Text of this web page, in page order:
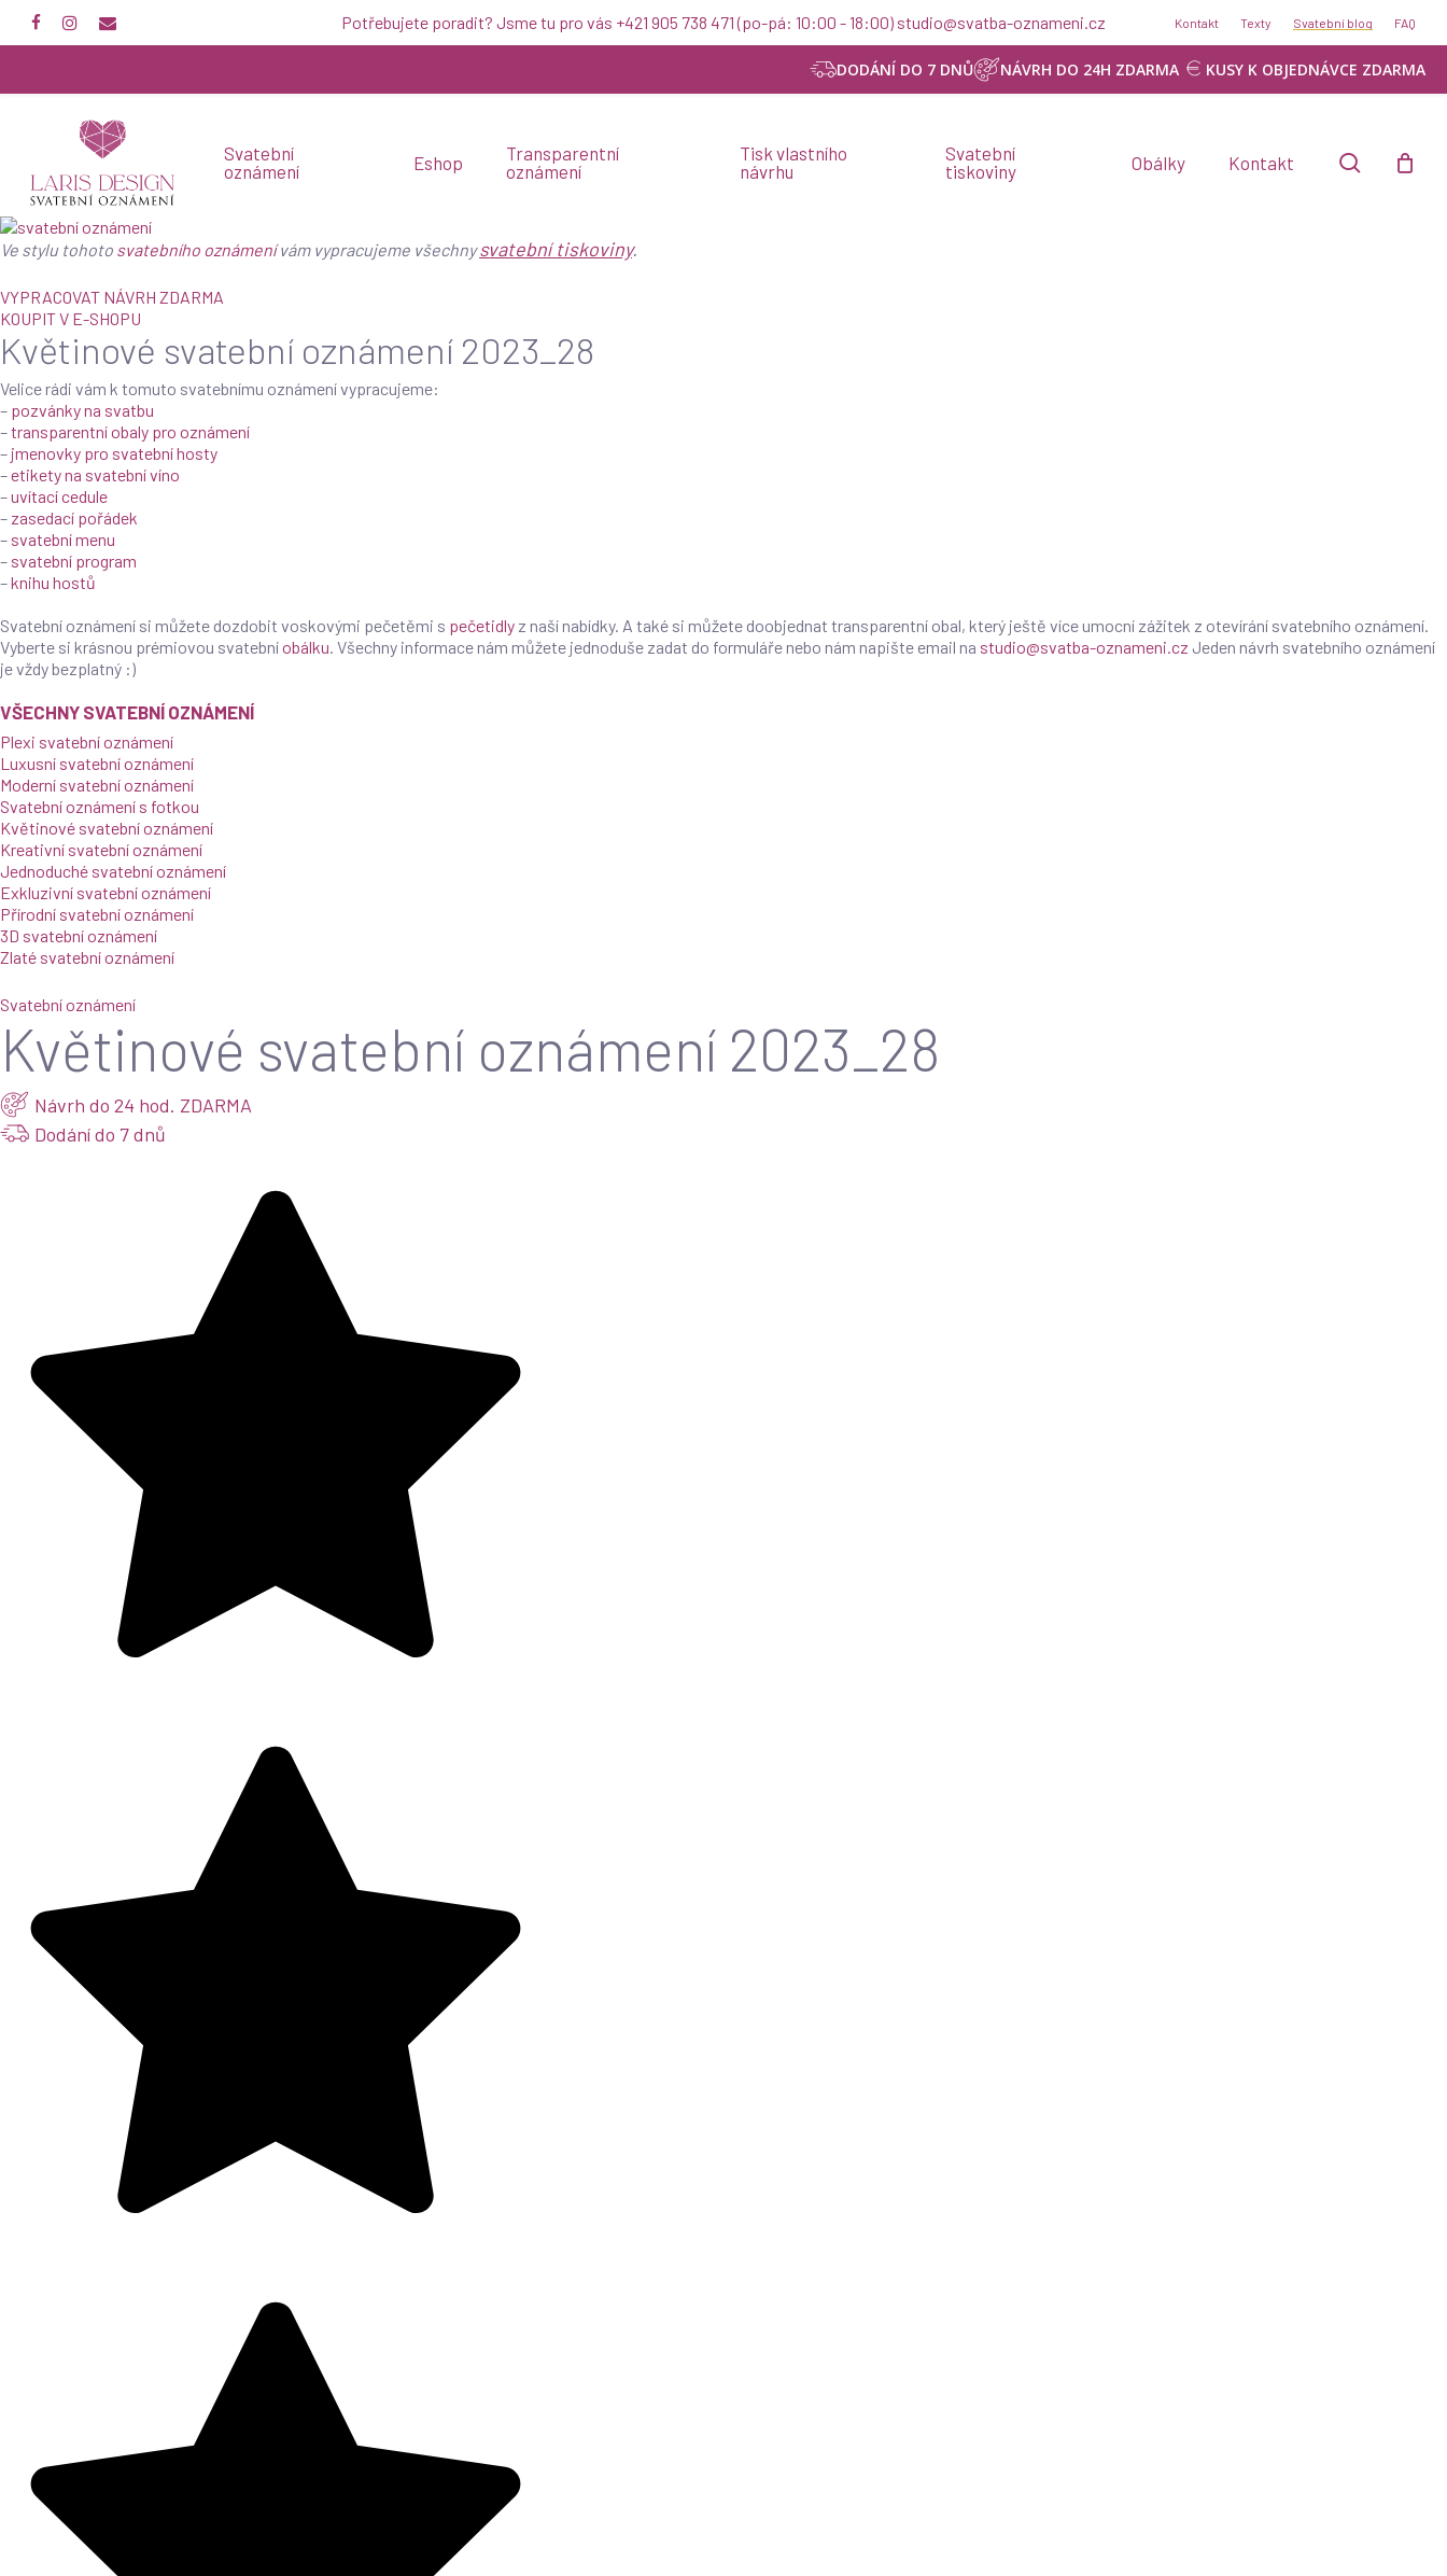
main
facebookinstagram
email Potřebujete poradit? Jsme tu pro vás +421 905 738 471 (po-pá: 10:00 - 18:00) studio@svatba-oznameni.cz Kontakt Texty Svatební blog FAQ
DODÁNÍ DO 7 DNŮ NÁVRH DO 24H ZDARMA KUSY K OBJEDNÁVCE ZDARMA
Svatební
oznámení
Eshop
Transparentní
oznámení
Tisk vlastního
návrhu
Svatební
tiskoviny
Obálky Kontakt search
Ve stylu tohoto svatebního oznámenívám vypracujeme všechnysvatební tiskoviny.
VYPRACOVAT NÁVRH ZDARMA
KOUPIT V E-SHOPU
Květinové svatební oznámení 2023_28
Velice rádi vám k tomuto svatebnímu oznámení vypracujeme:
– pozvánky na svatbu
–transparentní obaly pro oznámení
– jmenovky pro svatební hosty
–etikety na svatební víno
–uvítací cedule
– zasedací pořádek
– svatební menu
– svatební program
–knihu hostů
Svatební oznámení si můžete dozdobit voskovými pečetěmi s pečetidly z naší nabídky. A také si můžete doobjednat transparentní obal, který ještě více umocní zážitek z otevírání svatebního oznámení.
Vyberte si krásnou prémiovou svatebníobálku. Všechny informace nám můžete jednoduše zadat do formuláře nebo nám napište email na studio@svatba-oznameni.cz Jeden návrh svatebního oznámení
je vždy bezplatný :)
VŠECHNY SVATEBNÍ OZNÁMENÍ
Plexi svatební oznámení
Luxusní svatební oznámení
Moderní svatební oznámení
Svatební oznámení s fotkou
Květinové svatební oznámení
Kreativní svatební oznámení
Jednoduché svatební oznámení
Exkluzivní svatební oznámení
Přírodní svatební oznámení
3D svatební oznámení
Zlaté svatební oznámení
Svatební oznámení
Květinové svatební oznámení 2023_28
Návrh do 24 hod. ZDARMA
Dodání do 7 dnů
NÁVRH ZDARMA